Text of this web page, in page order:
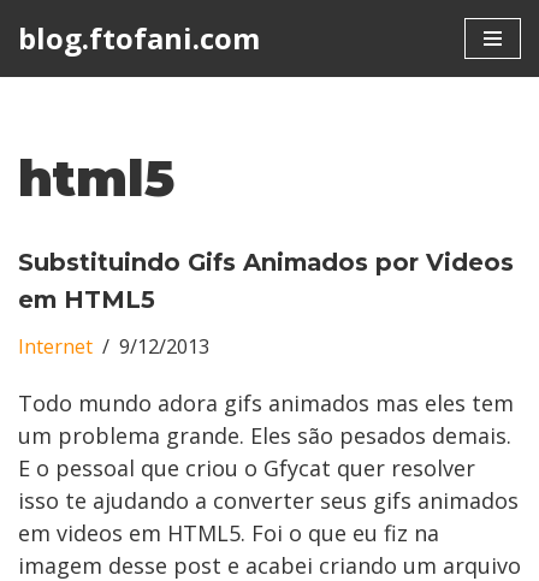
blog.ftofani.com
html5
Substituindo Gifs Animados por Videos
em HTML5
Internet 9/12/2013
Todo mundo adora gifs animados mas eles tem
um problema grande. Eles são pesados demais.
E o pessoal que criou o Gfycat quer resolver
isso te ajudando a converter seus gifs animados
em videos em HTML5. Foi o que eu fiz na
imagem desse post e acabei criando um arquivo